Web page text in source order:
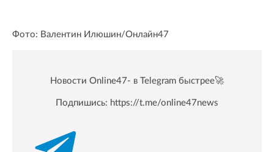
Фото: Валентин Илюшин/Онлайн47
Новости Online47- в Telegram быстрее🚀
Подпишись: https://t.me/online47news